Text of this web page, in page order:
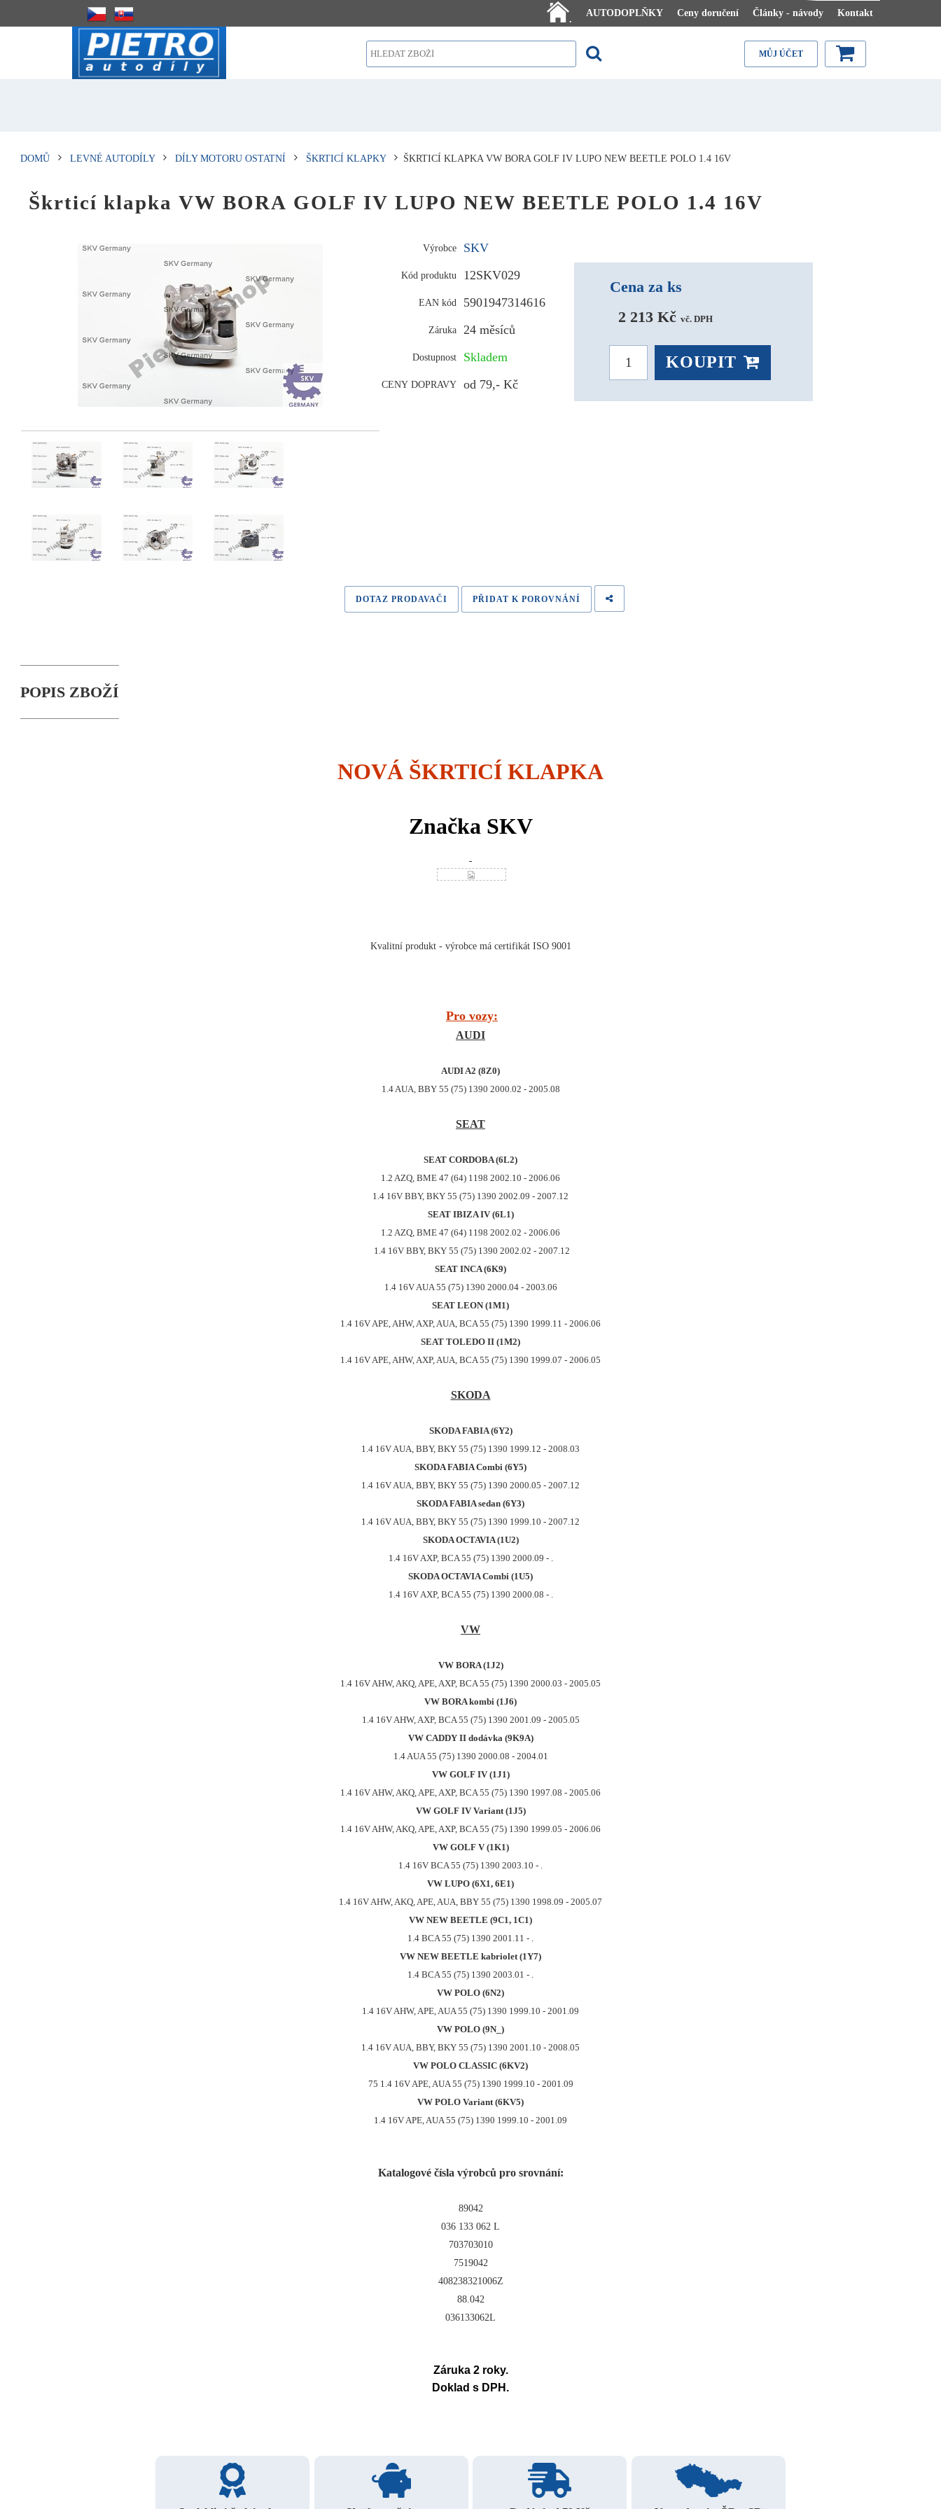
.
AUTODOPLŇKY Ceny doručení Články - návody Kontakt
MŮJ ÚČET
DOMŮ LEVNÉ AUTODÍLY DÍLY MOTORU OSTATNÍ ŠKRTICÍ KLAPKY ŠKRTICÍ KLAPKA VW BORA GOLF IV LUPO NEW BEETLE POLO 1.4 16V
Škrticí klapka VW BORA GOLF IV LUPO NEW BEETLE POLO 1.4 16V
Výrobce SKV
Kód produktu 12SKV029
EAN kód 5901947314616
Záruka 24 měsíců
Dostupnost Skladem
CENY DOPRAVY od 79,- Kč
Cena za ks
2 213 Kč vč. DPH
KOUPIT
DOTAZ PRODAVAČI PŘIDAT K POROVNÁNÍ
POPIS ZBOŽÍ
NOVÁ ŠKRTICÍ KLAPKA
Značka SKV
Kvalitní produkt - výrobce má certifikát ISO 9001
Pro vozy:
AUDI
AUDI A2 (8Z0)
1.4 AUA, BBY 55 (75) 1390 2000.02 - 2005.08
SEAT
SEAT CORDOBA (6L2)
1.2 AZQ, BME 47 (64) 1198 2002.10 - 2006.06
1.4 16V BBY, BKY 55 (75) 1390 2002.09 - 2007.12
SEAT IBIZA IV (6L1)
1.2 AZQ, BME 47 (64) 1198 2002.02 - 2006.06
1.4 16V BBY, BKY 55 (75) 1390 2002.02 - 2007.12
SEAT INCA (6K9)
1.4 16V AUA 55 (75) 1390 2000.04 - 2003.06
SEAT LEON (1M1)
1.4 16V APE, AHW, AXP, AUA, BCA 55 (75) 1390 1999.11 - 2006.06
SEAT TOLEDO II (1M2)
1.4 16V APE, AHW, AXP, AUA, BCA 55 (75) 1390 1999.07 - 2006.05
SKODA
SKODA FABIA (6Y2)
1.4 16V AUA, BBY, BKY 55 (75) 1390 1999.12 - 2008.03
SKODA FABIA Combi (6Y5)
1.4 16V AUA, BBY, BKY 55 (75) 1390 2000.05 - 2007.12
SKODA FABIA sedan (6Y3)
1.4 16V AUA, BBY, BKY 55 (75) 1390 1999.10 - 2007.12
SKODA OCTAVIA (1U2)
1.4 16V AXP, BCA 55 (75) 1390 2000.09 - .
SKODA OCTAVIA Combi (1U5)
1.4 16V AXP, BCA 55 (75) 1390 2000.08 - .
VW
VW BORA (1J2)
1.4 16V AHW, AKQ, APE, AXP, BCA 55 (75) 1390 2000.03 - 2005.05
VW BORA kombi (1J6)
1.4 16V AHW, AXP, BCA 55 (75) 1390 2001.09 - 2005.05
VW CADDY II dodávka (9K9A)
1.4 AUA 55 (75) 1390 2000.08 - 2004.01
VW GOLF IV (1J1)
1.4 16V AHW, AKQ, APE, AXP, BCA 55 (75) 1390 1997.08 - 2005.06
VW GOLF IV Variant (1J5)
1.4 16V AHW, AKQ, APE, AXP, BCA 55 (75) 1390 1999.05 - 2006.06
VW GOLF V (1K1)
1.4 16V BCA 55 (75) 1390 2003.10 - .
VW LUPO (6X1, 6E1)
1.4 16V AHW, AKQ, APE, AUA, BBY 55 (75) 1390 1998.09 - 2005.07
VW NEW BEETLE (9C1, 1C1)
1.4 BCA 55 (75) 1390 2001.11 - .
VW NEW BEETLE kabriolet (1Y7)
1.4 BCA 55 (75) 1390 2003.01 - .
VW POLO (6N2)
1.4 16V AHW, APE, AUA 55 (75) 1390 1999.10 - 2001.09
VW POLO (9N_)
1.4 16V AUA, BBY, BKY 55 (75) 1390 2001.10 - 2008.05
VW POLO CLASSIC (6KV2)
75 1.4 16V APE, AUA 55 (75) 1390 1999.10 - 2001.09
VW POLO Variant (6KV5)
1.4 16V APE, AUA 55 (75) 1390 1999.10 - 2001.09
Katalogové čísla výrobců pro srovnání:
89042
036 133 062 L
703703010
7519042
408238321006Z
88.042
036133062L
Záruka 2 roky.
Doklad s DPH.